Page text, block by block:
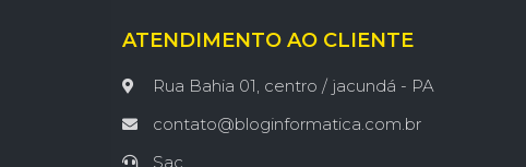
ATENDIMENTO AO CLIENTE
Rua Bahia 01, centro / jacundá - PA
contato@bloginformatica.com.br
Sac